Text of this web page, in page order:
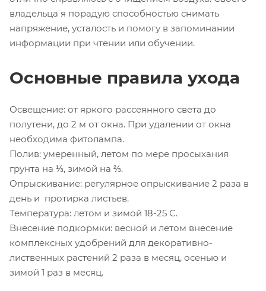
владельца я порадую способностью снимать
напряжение, усталость и помогу в запоминании
информации при чтении или обучении.
Основные правила ухода
Освещение: от яркого рассеянного света до
полутени, до 2 м от окна. При удалении от окна
необходима фитолампа.
Полив: умеренный, летом по мере просыхания
грунта на ⅓, зимой на ⅔.
Опрыскивание: регулярное опрыскивание 2 раза в
день и протирка листьев.
Температура: летом и зимой 18-25 С.
Внесение подкормки: весной и летом внесение
комплексных удобрений для декоративно-
лиственных растений 2 раза в месяц, осенью и
зимой 1 раз в месяц.